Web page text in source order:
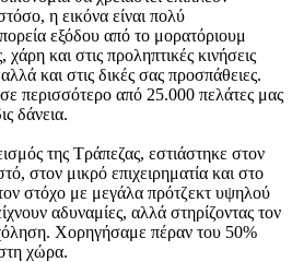
η εικόνα είναι πολύ
εξόδου από το μορατόριουμ
και στις προληπτικές κινήσεις
και στις δικές σας προσπάθειες.
περισσότερο από 25.000 πελάτες μας
δάνεια.
της Τράπεζας, εστιάστηκε στον
στον μικρό επιχειρηματία και στο
στόχο με μεγάλα πρότζεκτ υψηλού
αδυναμίες, αλλά στηρίζοντας τον
Χορηγήσαμε πέραν του 50%
χώρα.